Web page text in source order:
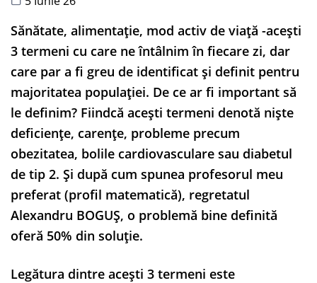
Sănătate, alimentație, mod activ de viață -acești
3 termeni cu care ne întâlnim în fiecare zi, dar
care par a fi greu de identificat și definit pentru
majoritatea populației. De ce ar fi important să
le definim? Fiindcă acești termeni denotă niște
deficiențe, carențe, probleme precum
obezitatea, bolile cardiovasculare sau diabetul
de tip 2. Și după cum spunea profesorul meu
preferat (profil matematică), regretatul
Alexandru BOGUȘ, o problemă bine definită
oferă 50% din soluție.
Legătura dintre acești 3 termeni este